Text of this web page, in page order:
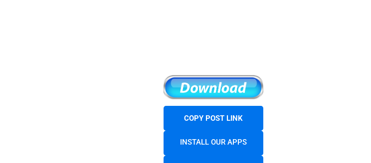
COPY POST LINK
INSTALL OUR APPS